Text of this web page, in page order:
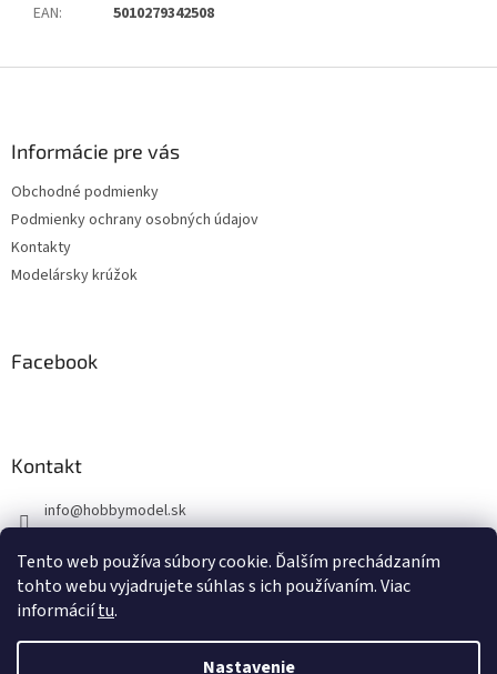
Tento web používa súbory cookie. Ďalším prechádzaním
tohto webu vyjadrujete súhlas s ich používaním. Viac
informáciítu.
Nastavenie
EAN: 5010279342508
Informácie pre vás
Obchodné podmienky
Podmienky ochrany osobných údajov
Kontakty
Modelársky krúžok
Facebook
Kontakt
info@hobbymodel.sk
https://www.facebook.com/skhobbymodel